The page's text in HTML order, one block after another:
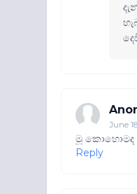
June
මූ කොහොමද
Reply